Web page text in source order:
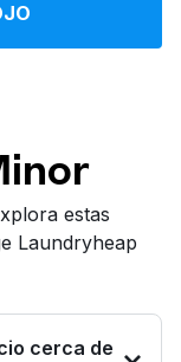
estas
Laundryheap
cerca de